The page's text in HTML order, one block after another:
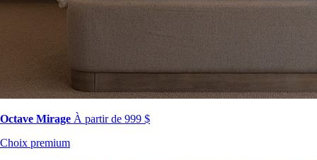
Octave Mirage À partir de 999 $
Choix premium